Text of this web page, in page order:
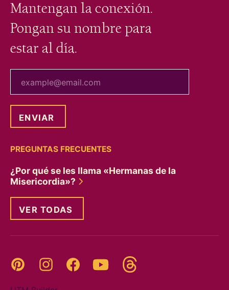
Mantengan la conexión.
Pongan su nombre para
estar al día.
PREGUNTAS FRECUENTES
¿Por qué se les llama «Hermanas de la
Misericordia»?
VER TODAS
Pinterest InstagramFacebookYouTube